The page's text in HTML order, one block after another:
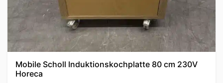
Mobile Scholl Induktionskochplatte 80 cm 230V
Horeca